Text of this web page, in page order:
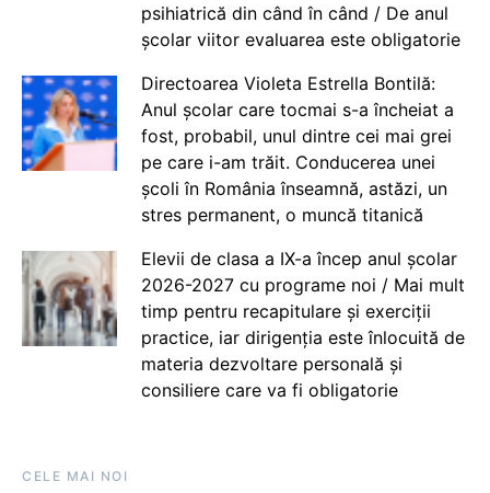
psihiatrică din când în când / De anul
școlar viitor evaluarea este obligatorie
Directoarea Violeta Estrella Bontilă:
Anul școlar care tocmai s-a încheiat a
fost, probabil, unul dintre cei mai grei
pe care i-am trăit. Conducerea unei
școli în România înseamnă, astăzi, un
stres permanent, o muncă titanică
Elevii de clasa a IX-a încep anul școlar
2026-2027 cu programe noi / Mai mult
timp pentru recapitulare și exerciții
practice, iar dirigenția este înlocuită de
materia dezvoltare personală și
consiliere care va fi obligatorie
CELE MAI NOI